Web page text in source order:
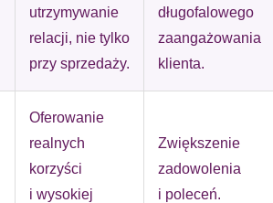
utrzymywanie
relacji, nie tylko
przy sprzedaży.
długofalowego
zaangażowania
klienta.
Oferowanie
realnych
korzyści
i wysokiej
Zwiększenie
zadowolenia
i poleceń.